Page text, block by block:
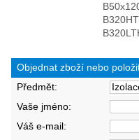
Objednat zboží nebo
Předmět:
Vaše jméno:
Váš e-mail: